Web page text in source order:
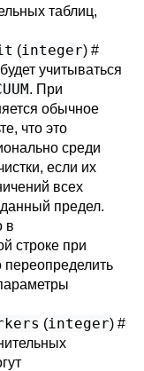
таблиц,
(integer) #
учитываться
. При
обычное
что это
среди
если их
всех
предел.
в
строке при
переопределить
(integer) #